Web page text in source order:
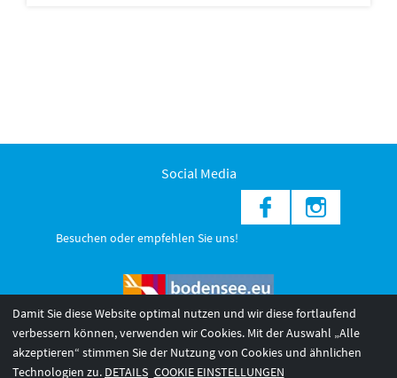
Social Media
Besuchen oder empfehlen Sie uns!
© 2026 Internationale Bodensee Tourismus GmbH
Damit Sie diese Website optimal nutzen und wir diese fortlaufend
verbessern können, verwenden wir Cookies. Mit der Auswahl „Alle
akzeptieren“ stimmen Sie der Nutzung von Cookies und ähnlichen
Technologien zu. DETAILS COOKIE EINSTELLUNGEN